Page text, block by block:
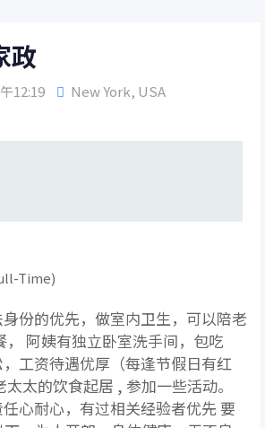
政
12:19 New York, USA
Time)
份的优先，做室内卫生，可以陪老
， 阿姨有独立卧室洗手间，包吃
工资待遇优厚（每逢节假日有红
太的饮食起居 , 参加一些活动。
心耐心，有过相关经验者优先 要